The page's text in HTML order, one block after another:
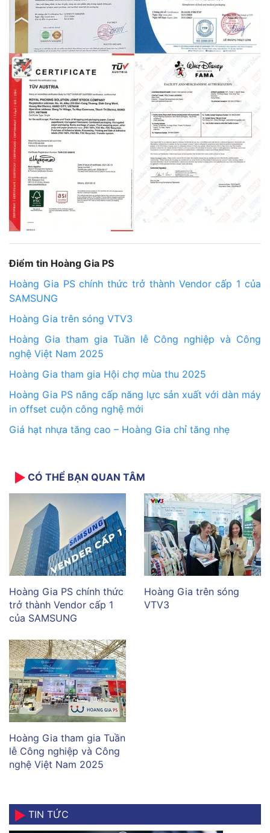
Điểm tin Hoàng Gia PS
Hoàng Gia PS chính thức trở thành Vendor cấp 1 của
SAMSUNG
Hoàng Gia trên sóng VTV3
Hoàng Gia tham gia Tuần lễ Công nghiệp và Công
nghệ Việt Nam 2025
Hoàng Gia tham gia Hội chợ mùa thu 2025
Hoàng Gia PS nâng cấp năng lực sản xuất với dàn máy
in offset cuộn công nghệ mới
Giá hạt nhựa tăng cao – Hoàng Gia chỉ tăng nhẹ
CÓ THỂ BẠN QUAN TÂM
Hoàng Gia PS chính thức
trở thành Vendor cấp 1
của SAMSUNG
Hoàng Gia trên sóng
VTV3
Hoàng Gia tham gia Tuần
lễ Công nghiệp và Công
nghệ Việt Nam 2025
TIN TỨC